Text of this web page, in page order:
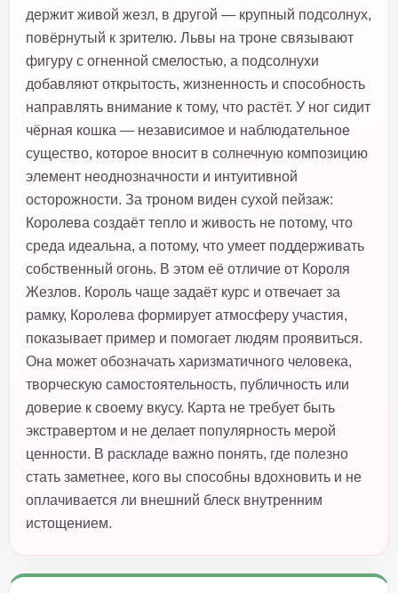
держит живой жезл, в другой — крупный подсолнух,
повёрнутый к зрителю. Львы на троне связывают
фигуру с огненной смелостью, а подсолнухи
добавляют открытость, жизненность и способность
направлять внимание к тому, что растёт. У ног сидит
чёрная кошка — независимое и наблюдательное
существо, которое вносит в солнечную композицию
элемент неоднозначности и интуитивной
осторожности. За троном виден сухой пейзаж:
Королева создаёт тепло и живость не потому, что
среда идеальна, а потому, что умеет поддерживать
собственный огонь. В этом её отличие от Короля
Жезлов. Король чаще задаёт курс и отвечает за
рамку, Королева формирует атмосферу участия,
показывает пример и помогает людям проявиться.
Она может обозначать харизматичного человека,
творческую самостоятельность, публичность или
доверие к своему вкусу. Карта не требует быть
экстравертом и не делает популярность мерой
ценности. В раскладе важно понять, где полезно
стать заметнее, кого вы способны вдохновить и не
оплачивается ли внешний блеск внутренним
истощением.